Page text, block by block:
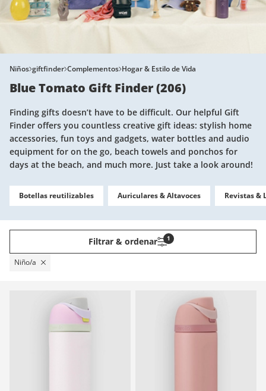
Niños giftfinder Complementos Hogar & Estilo de Vida
Blue Tomato Gift Finder(206)
Finding gifts doesn’t have to be difficult. Our helpful Gift
Finder offers you countless creative gift ideas: stylish home
accessories, fun toys and gadgets, water bottles and audio
equipment for on the go, beach towels and ponchos for
days at the beach, and much more. Just take a look around!
Botellas reutilizables Auriculares & Altavoces Revistas &
Filtrar & ordenar 1
Niño/a